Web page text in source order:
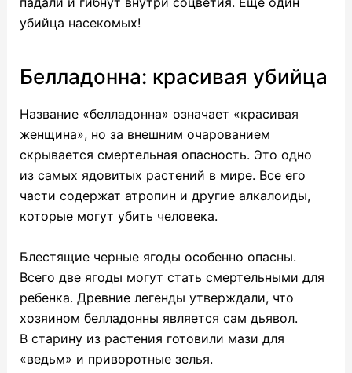
убийца насекомых!
Белладонна: красивая убийца
Название «белладонна» означает «красивая
женщина», но за внешним очарованием
скрывается смертельная опасность. Это одно
из самых ядовитых растений в мире. Все его
части содержат атропин и другие алкалоиды,
которые могут убить человека.
Блестящие черные ягоды особенно опасны.
Всего две ягоды могут стать смертельными для
ребенка. Древние легенды утверждали, что
хозяином белладонны является сам дьявол.
В старину из растения готовили мази для
«ведьм» и приворотные зелья.